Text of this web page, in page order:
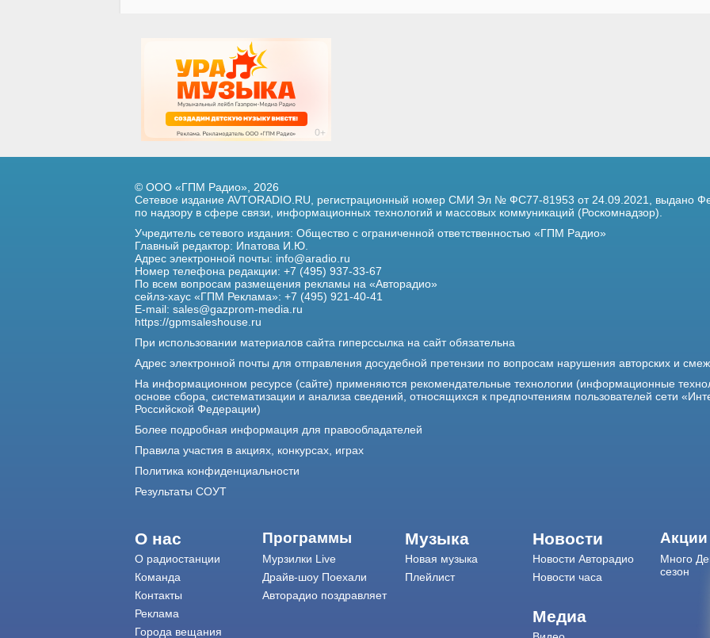
© ООО «ГПМ Радио», 2026
Сетевое издание AVTORADIO.RU, регистрационный номер СМИ Эл № ФС77-81953 от 24.09.2021,
выдано
по надзору в сфере связи,
информационных технологий и массовых коммуникаций (Роскомнадзор).
Учредитель сетевого издания: Общество с ограниченной ответственностью «ГПМ Радио»
Главный редактор: Ипатова И.Ю.
Адрес электронной почты: info@aradio.ru
Номер телефона редакции: +7 (495) 937-33-67
По всем вопросам размещения рекламы на «Авторадио»
сейлз-хаус «ГПМ Реклама»: +7 (495) 921-40-41
E-mail: sales@gazprom-media.ru
https://gpmsaleshouse.ru
При использовании материалов сайта гиперссылка на сайт обязательна
Адрес электронной почты для отправления досудебной претензии по вопросам нарушения авторских и
На информационном ресурсе (сайте) применяются рекомендательные технологии (информационные
основе сбора, систематизации и анализа сведений, относящихся к предпочтениям пользователей сети
Российской Федерации)
Более подробная информация для правообладателей
Правила участия в акциях, конкурсах, играх
Политика конфиденциальности
Результаты СОУТ
О нас
О радиостанции
Команда
Контакты
Реклама
Города вещания
Программы
Мурзилки Live
Драйв-шоу Поехали
Авторадио поздравляет
Музыка
Новая музыка
Плейлист
Новости
Новости Авторадио
Новости часа
Медиа
Много
сезон